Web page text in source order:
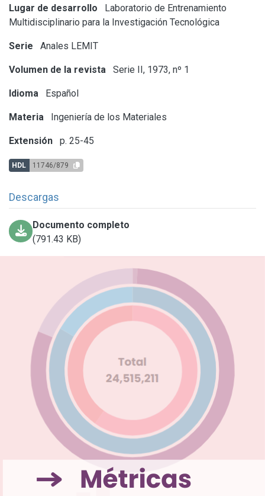
Lugar de desarrollo
Laboratorio de Entrenamiento
Multidisciplinario para la Investigación Tecnológica
Serie Anales LEMIT
Volumen de la revista Serie II, 1973, nº 1
Idioma Español
Materia Ingeniería de los Materiales
Extensión p. 25-45
HDL 11746/879
Descargas
Documento completo
(791.43 KB)